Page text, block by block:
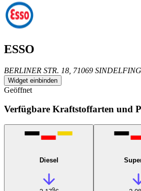
ESSO
BERLINER STR. 18, 71069
Widget einbinden
Geöffnet
Verfügbare Kraftstoffarten und
Diesel
9